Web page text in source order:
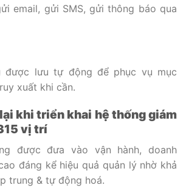
email, gửi SMS, gửi thông báo qua
được lưu tự động để phục vụ mục
xuất khi cần.
khi triển khai hệ thống giám
vị trí
được đưa vào vận hành, doanh
đáng kể hiệu quả quản lý nhờ khả
trung & tự động hoá.